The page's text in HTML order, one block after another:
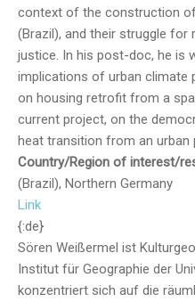
context of the construction
(Brazil), and their struggle for
justice. In his post-doc, he is
implications of urban climate
on housing retrofit from a
current project, on the
heat transition from an urban
Country/Region of interest/
(Brazil), Northern Germany
Link
{:de}
Sören Weißermel ist
Institut für Geographie der
konzentriert sich auf die